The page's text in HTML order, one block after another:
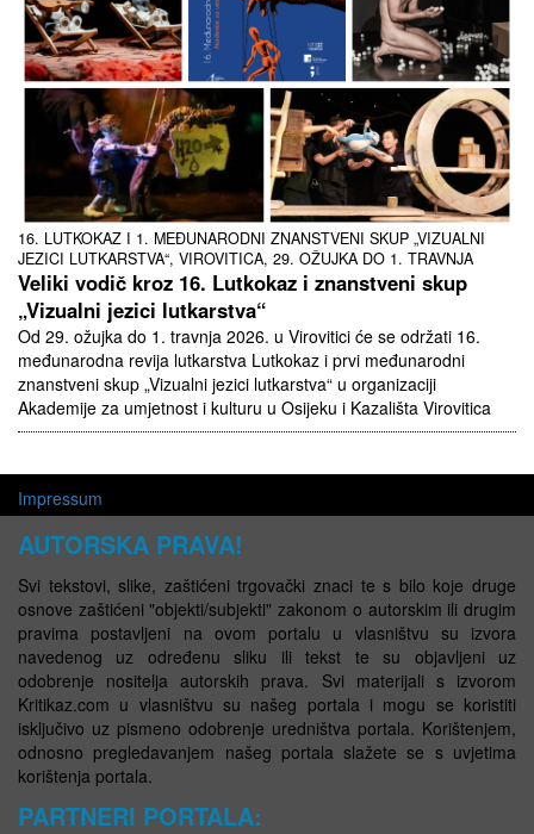
16. LUTKOKAZ I 1. MEĐUNARODNI ZNANSTVENI SKUP „VIZUALNI
JEZICI LUTKARSTVA“, VIROVITICA, 29. OŽUJKA DO 1. TRAVNJA
Veliki vodič kroz 16. Lutkokaz i znanstveni skup
„Vizualni jezici lutkarstva“
Od 29. ožujka do 1. travnja 2026. u Virovitici će se održati 16.
međunarodna revija lutkarstva Lutkokaz i prvi međunarodni
znanstveni skup „Vizualni jezici lutkarstva“ u organizaciji
Akademije za umjetnost i kulturu u Osijeku i Kazališta Virovitica
Impressum
AUTORSKA PRAVA!
Svi tekstovi, slike, zaštićeni trgovački znaci te s bilo koje druge
osnove zaštićeni "objekti/subjekti" zakonom o autorskim ili drugim
pravima postavljeni na ovom portalu u vlasništvu su izvora
navedenog uz određenu sliku ili tekst te su objavljeni uz
odobrenje nositelja autorskih prava. Svi materijali s izvorom
Kritikaz.com u vlasništvu su našeg portala i mogu se koristiti
isključivo uz pismeno odobrenje uredništva portala. Korištenjem,
odnosno pregledavanjem našeg portala slažete se s uvjetima
korištenja portala.
PARTNERI PORTALA: